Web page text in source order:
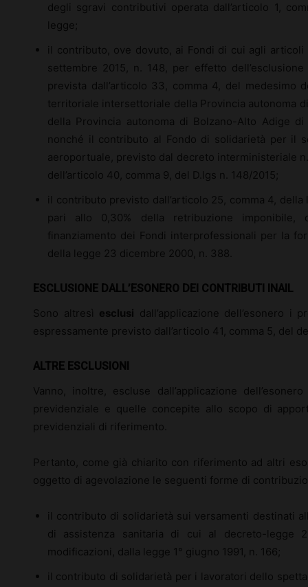
degli sgravi contributivi operata dall’articolo 1,
legge;
il contributo, ove dovuto, ai Fondi di cui agli
settembre 2015, n. 148, per effetto
prevista dall’articolo 33, comma 4, del medesimo
territoriale intersettoriale della Provincia autonoma
della Provincia autonoma di Bolzano-Alto Adige
nonché il contributo al Fondo di solidarietà per il
aeroportuale, previsto dal decreto interministeriale
dell’articolo 40, comma 9, del D.lgs n. 148/2015;
il contributo previsto dall’articolo 25, comma 4,
pari allo 0,30% della retribuzione imponibile,
finanziamento dei Fondi interprofessionali per la
della legge 23 dicembre 2000, n. 388.
ESCLUSIONE DALL’ESONERO DEI CONTRIBUTI INAIL
Sono altresì esclusi dall’applicazione dell’esonero i
espressamente previsto dall’articolo 41, comma 5, del
ALTRE ESCLUSIONI
Vanno, inoltre, escluse dall’applicazione
previdenziale e quelle concepite allo scopo di
previdenziali di riferimento.
Pertanto, come già chiarito con riferimento ad altri
oggetto di agevolazione le seguenti forme di
il contributo di solidarietà sui versamenti destinati
di assistenza sanitaria di cui al decreto-legge
modificazioni, dalla legge 1° giugno 1991, n. 166;
il contributo di solidarietà per i lavoratori dello